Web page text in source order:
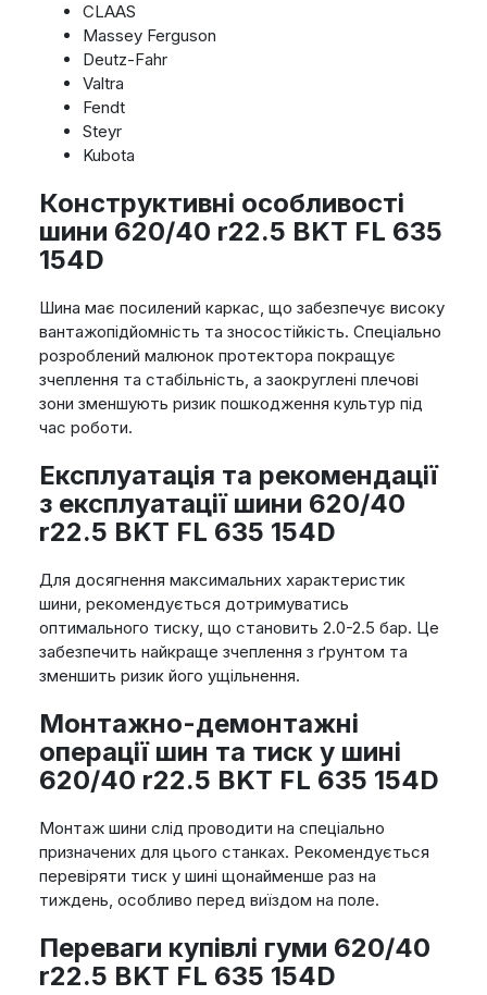
CLAAS
Massey Ferguson
Deutz-Fahr
Valtra
Fendt
Steyr
Kubota
Конструктивні особливості
шини 620/40 r22.5 BKT FL 635
154D
Шина має посилений каркас, що забезпечує високу
вантажопідйомність та зносостійкість. Спеціально
розроблений малюнок протектора покращує
зчеплення та стабільність, а заокруглені плечові
зони зменшують ризик пошкодження культур під
час роботи.
Експлуатація та рекомендації
з експлуатації шини 620/40
r22.5 BKT FL 635 154D
Для досягнення максимальних характеристик
шини, рекомендується дотримуватись
оптимального тиску, що становить 2.0-2.5 бар. Це
забезпечить найкраще зчеплення з ґрунтом та
зменшить ризик його ущільнення.
Монтажно-демонтажні
операції шин та тиск у шині
620/40 r22.5 BKT FL 635 154D
Монтаж шини слід проводити на спеціально
призначених для цього станках. Рекомендується
перевіряти тиск у шині щонайменше раз на
тиждень, особливо перед виїздом на поле.
Переваги купівлі гуми 620/40
r22.5 BKT FL 635 154D